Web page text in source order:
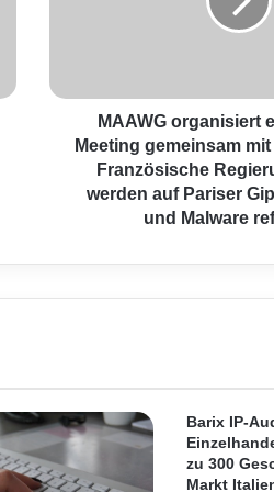
a
t
u
ä
i
s
c
MAAWG organisiert
Meeting gemeinsam
Französische
werden auf Pariser
und Malware
Barix IP-
zu 300
Markt